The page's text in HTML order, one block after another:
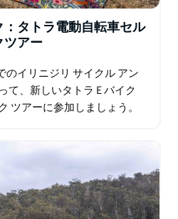
タトラ電動自転車セル
ツアー
のイリニジリ サイクル アン
て、新しいタトラ E バイク
ツアーに参加しましょう。
を提供するだけでなく…